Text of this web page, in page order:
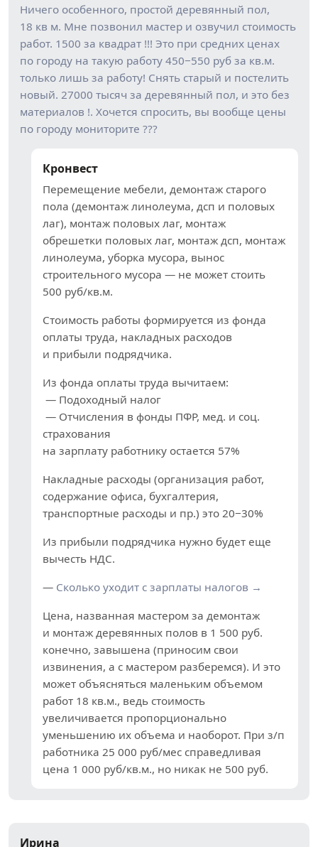
Ничего особенного, простой деревянный пол,
18 кв м. Мне позвонил мастер и озвучил стоимость
работ. 1500 за квадрат !!! Это при средних ценах
по городу на такую работу 450−550 руб за кв.м.
только лишь за работу! Снять старый и постелить
новый. 27000 тысяч за деревянный пол, и это без
материалов !. Хочется спросить, вы вообще цены
по городу мониторите ???
Кронвест
Перемещение мебели, демонтаж старого
пола (демонтаж линолеума, дсп и половых
лаг), монтаж половых лаг, монтаж
обрешетки половых лаг, монтаж дсп, монтаж
линолеума, уборка мусора, вынос
строительного мусора — не может стоить
500 руб/кв.м.
Стоимость работы формируется из фонда
оплаты труда, накладных расходов
и прибыли подрядчика.
Из фонда оплаты труда вычитаем:
— Подоходный налог
— Отчисления в фонды ПФР, мед. и соц.
страхования
на зарплату работнику остается 57%
Накладные расходы (организация работ,
содержание офиса, бухгалтерия,
транспортные расходы и пр.) это 20−30%
Из прибыли подрядчика нужно будет еще
вычесть НДС.
— Сколько уходит с зарплаты налогов →
Цена, названная мастером за демонтаж
и монтаж деревянных полов в 1 500 руб.
конечно, завышена (приносим свои
извинения, а с мастером разберемся). И это
может объясняться маленьким объемом
работ 18 кв.м., ведь стоимость
увеличивается пропорционально
уменьшению их объема и наоборот. При з/п
работника 25 000 руб/мес справедливая
цена 1 000 руб/кв.м., но никак не 500 руб.
Ирина